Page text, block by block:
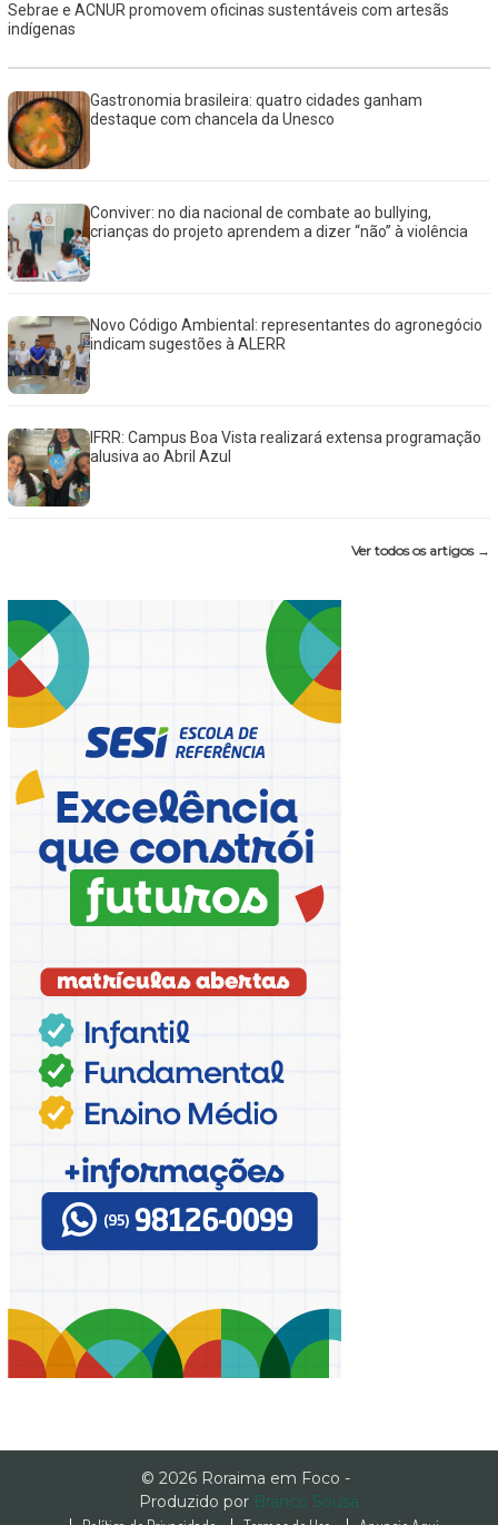
Sebrae e ACNUR promovem oficinas sustentáveis com artesãs
indígenas
Gastronomia brasileira: quatro cidades ganham
destaque com chancela da Unesco
Conviver: no dia nacional de combate ao bullying,
crianças do projeto aprendem a dizer “não” à violência
Novo Código Ambiental: representantes do agronegócio
indicam sugestões à ALERR
IFRR: Campus Boa Vista realizará extensa programação
alusiva ao Abril Azul
Ver todos os artigos →
© 2026 Roraima em Foco -
Produzido por Branco Sousa